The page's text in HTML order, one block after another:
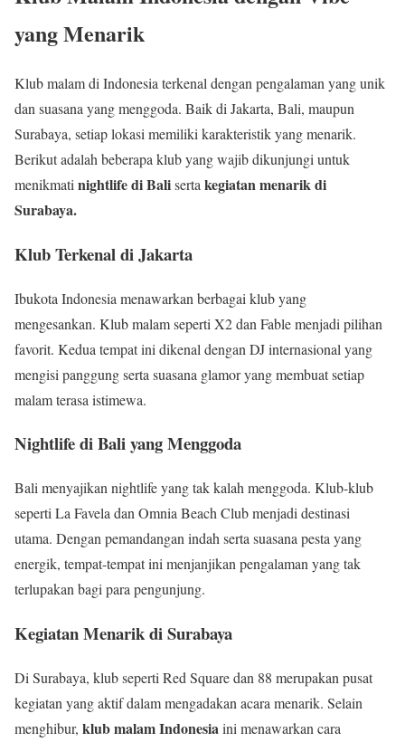
yang Menarik
Klub malam di Indonesia terkenal dengan pengalaman yang unik
dan suasana yang menggoda. Baik di Jakarta, Bali, maupun
Surabaya, setiap lokasi memiliki karakteristik yang menarik.
Berikut adalah beberapa klub yang wajib dikunjungi untuk
menikmatinightlife di Balisertakegiatan menarik di
Surabaya.
Klub Terkenal di Jakarta
Ibukota Indonesia menawarkan berbagai klub yang
mengesankan. Klub malam seperti X2 dan Fable menjadi pilihan
favorit. Kedua tempat ini dikenal dengan DJ internasional yang
mengisi panggung serta suasana glamor yang membuat setiap
malam terasa istimewa.
Nightlife di Bali yang Menggoda
Bali menyajikan nightlife yang tak kalah menggoda. Klub-klub
seperti La Favela dan Omnia Beach Club menjadi destinasi
utama. Dengan pemandangan indah serta suasana pesta yang
energik, tempat-tempat ini menjanjikan pengalaman yang tak
terlupakan bagi para pengunjung.
Kegiatan Menarik di Surabaya
Di Surabaya, klub seperti Red Square dan 88 merupakan pusat
kegiatan yang aktif dalam mengadakan acara menarik. Selain
menghibur, klub malam Indonesia ini menawarkan cara